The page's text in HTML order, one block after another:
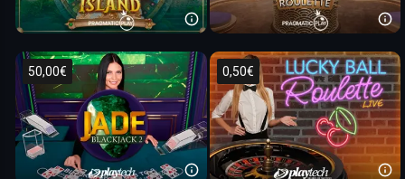
50,00€ 0,50€